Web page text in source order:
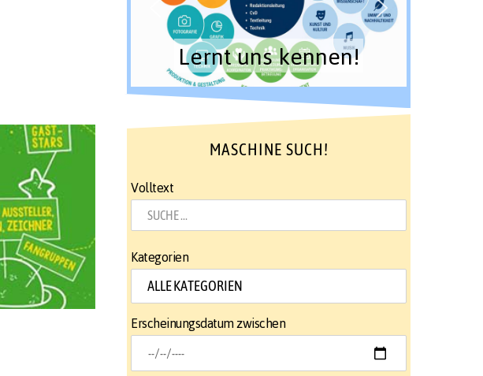
Lernt uns kennen!
MASCHINE SUCH!
Volltext
Kategorien
Erscheinungsdatum zwischen